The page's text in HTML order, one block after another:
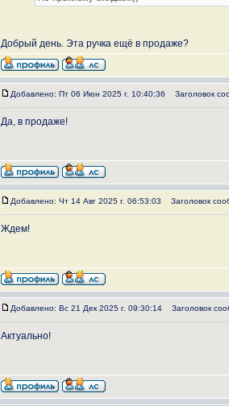
Добрый день. Эта ручка ещё в продаже?
Добавлено: Пт 06 Июн 2025 г. 10:40:36 Заголовок
Да, в продаже!
Добавлено: Чт 14 Авг 2025 г. 06:53:03 Заголовок
Ждем!
Добавлено: Вс 21 Дек 2025 г. 09:30:14 Заголовок
Актуально!